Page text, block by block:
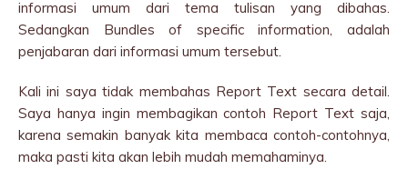
informasi umum dari tema tulisan yang dibahas.
Sedangkan Bundles of specific information, adalah
penjabaran dari informasi umum tersebut.
Kali ini saya tidak membahas Report Text secara detail.
Saya hanya ingin membagikan contoh Report Text saja,
karena semakin banyak kita membaca contoh-contohnya,
maka pasti kita akan lebih mudah memahaminya.